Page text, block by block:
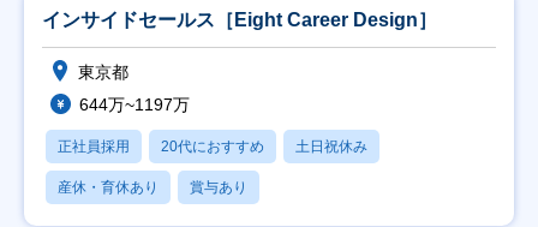
インサイドセールス［Eight Career Design］
東京都
644万~1197万
正社員採用 20代におすすめ 土日祝休み
産休・育休あり 賞与あり